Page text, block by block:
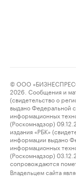
© ООО
2026. Сообщения и
(свидетельство о
выдано Федеральной
информационных
(Роскомнадзор)
издания «РБК»
информации выдано
информационных
(Роскомнадзор)
сопровождаются
Владельцем сайта